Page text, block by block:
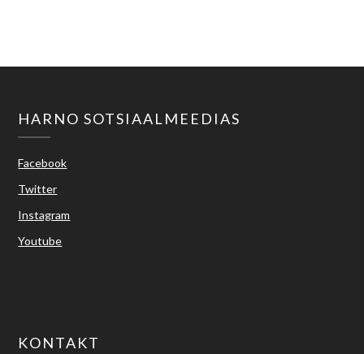
HARNO SOTSIAALMEEDIAS
Facebook
Twitter
Instagram
Youtube
KONTAKT